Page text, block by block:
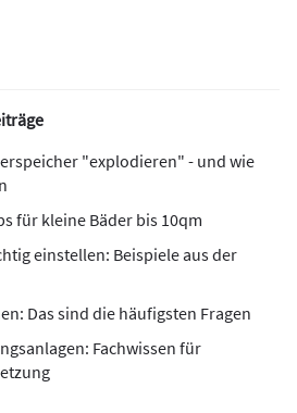
"explodieren" - und wie
für kleine Bäder bis 10qm
einstellen: Beispiele aus der
Das sind die häufigsten Fragen
Fachwissen für